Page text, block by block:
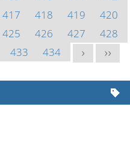
417 418 419
420
425 426 427
428
433 434 > >>